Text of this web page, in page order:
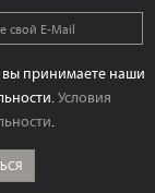
вы принимаете наши
Условия
.